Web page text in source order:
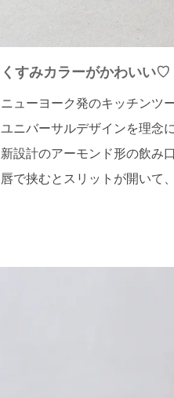
くすみカラーがかわいい
ニューヨーク発のキッチンツ
ユニバーサルデザインを理念
新設計のアーモンド形の飲み
唇で挟むとスリットが開いて